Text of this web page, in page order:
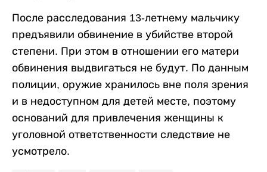
После расследования 13-летнему мальчику
предъявили обвинение в убийстве второй
степени. При этом в отношении его матери
обвинения выдвигаться не будут. По данным
полиции, оружие хранилось вне поля зрения
и в недоступном для детей месте, поэтому
оснований для привлечения женщины к
уголовной ответственности следствие не
усмотрело.